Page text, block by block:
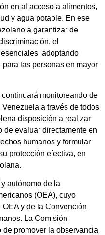
en al acceso a alimentos,
y agua potable. En ese
a garantizar de
el
adoptando
las personas en mayor
monitoreando de
a través de todos
disposición a realizar
de evaluar directamente en
humanos y formular
protección efectiva, en
autónomo de la
(OEA), cuyo
y de la Convención
La Comisión
de promover la observancia